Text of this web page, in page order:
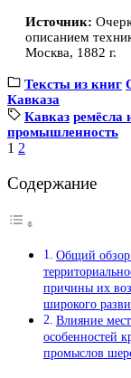
Источник:
описанием
Москва, 1882 г.
Тексты из книг
Кавказа
Кавказ ремёсла
промышленность
1 2
Содержание
Общий обзор
причины их
широкого
Влияние
особенностей
промыслов